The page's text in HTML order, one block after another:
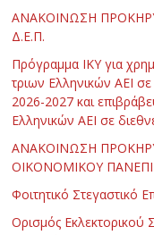
ΑΝΑΚΟΙΝΩΣΗ
Δ.Ε.Π.
Πρόγραμμα ΙΚΥ για
τριων Ελληνικών ΑΕΙ
2026-2027 και
Ελληνικών ΑΕΙ σε
ΑΝΑΚΟΙΝΩΣΗ
ΟΙΚΟΝΟΜΙΚΟΥ
Φοιτητικό Στεγαστικό
Ορισμός Εκλεκτορικού